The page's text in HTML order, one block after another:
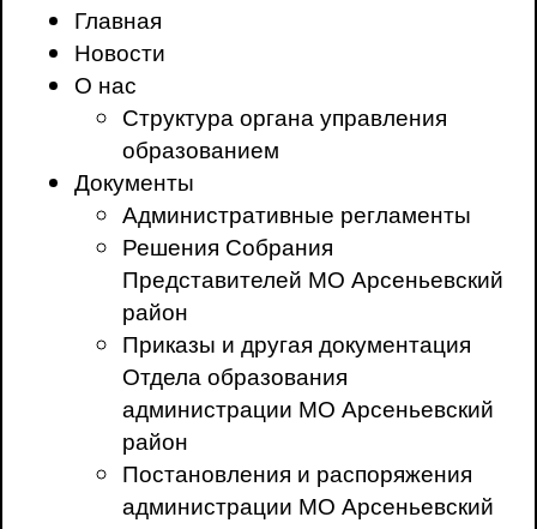
Главная
Новости
О нас
Структура органа управления
образованием
Документы
Административные регламенты
Решения Собрания
Представителей МО Арсеньевский
район
Приказы и другая документация
Отдела образования
администрации МО Арсеньевский
район
Постановления и распоряжения
администрации МО Арсеньевский